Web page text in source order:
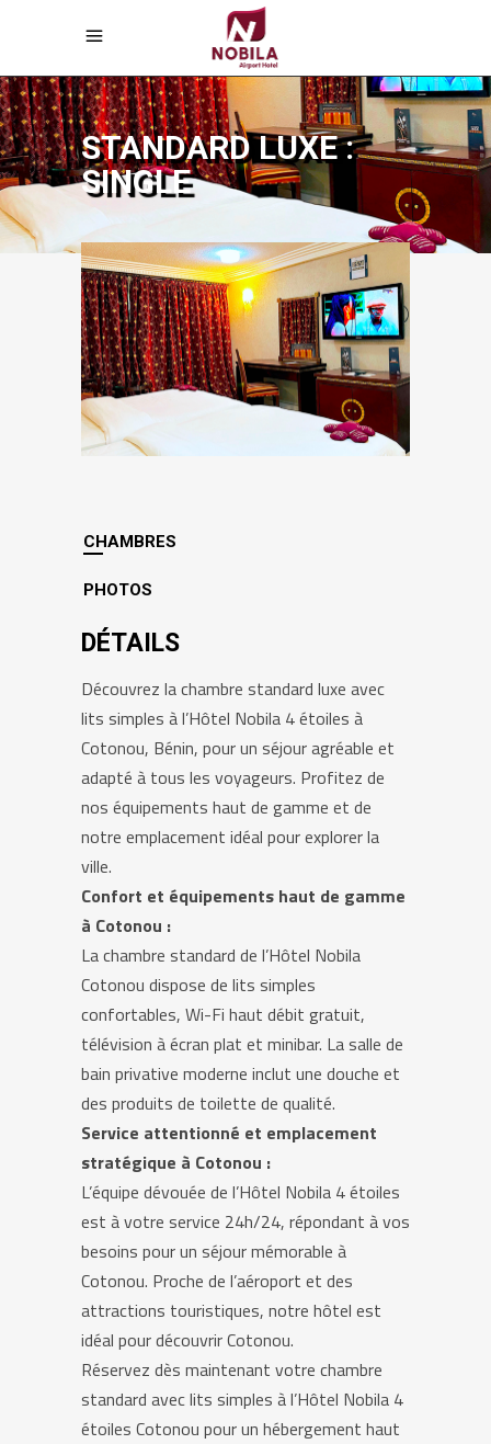
STANDARD LUXE :
SINGLE
CHAMBRES
PHOTOS
DÉTAILS
Découvrez la chambre standard luxe avec
lits simples à l’Hôtel Nobila 4 étoiles à
Cotonou, Bénin, pour un séjour agréable et
adapté à tous les voyageurs. Profitez de
nos équipements haut de gamme et de
notre emplacement idéal pour explorer la
ville.
Confort et équipements haut de gamme
à Cotonou :
La chambre standard de l’Hôtel Nobila
Cotonou dispose de lits simples
confortables, Wi-Fi haut débit gratuit,
télévision à écran plat et minibar. La salle de
bain privative moderne inclut une douche et
des produits de toilette de qualité.
Service attentionné et emplacement
stratégique à Cotonou :
L’équipe dévouée de l’Hôtel Nobila 4 étoiles
est à votre service 24h/24, répondant à vos
besoins pour un séjour mémorable à
Cotonou. Proche de l’aéroport et des
attractions touristiques, notre hôtel est
idéal pour découvrir Cotonou.
Réservez dès maintenant votre chambre
standard avec lits simples à l’Hôtel Nobila 4
étoiles Cotonou pour un hébergement haut